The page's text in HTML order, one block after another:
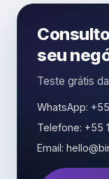
seu
Teste grátis
WhatsApp:
Telefone: +55
Email: